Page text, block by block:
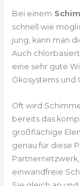
Bei einem
schnell wie
jung, kann man
Auch
eine sehr gute
Ökosystems und
Oft wird
bereits das
großflächige
genau für diese
einwandfreie